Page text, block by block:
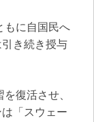
もに自国民へ
き続き授与
復活させ、
「スウェー